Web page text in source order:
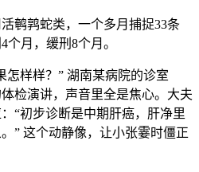
鹑蛇类，一个多月捕捉33条
个月，缓刑8个月。
样样？” 湖南某病院的诊室
检演讲，声音里全是焦心。大夫
“初步诊断是中期肝癌，肝净里
” 这个动静像，让小张霎时僵正